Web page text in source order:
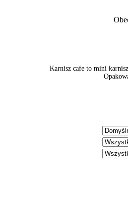
Karnisz cafe to mini